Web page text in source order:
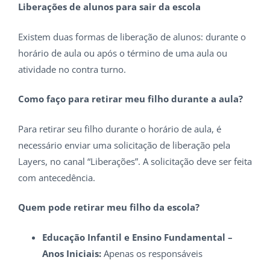
Liberações de alunos para sair da escola
Existem duas formas de liberação de alunos: durante o
horário de aula ou após o término de uma aula ou
atividade no contra turno.
Como faço para retirar meu filho durante a aula?
Para retirar seu filho durante o horário de aula, é
necessário enviar uma solicitação de liberação pela
Layers, no canal “Liberações”. A solicitação deve ser feita
com antecedência.
Quem pode retirar meu filho da escola?
Educação Infantil e Ensino Fundamental –
Anos Iniciais: Apenas os responsáveis